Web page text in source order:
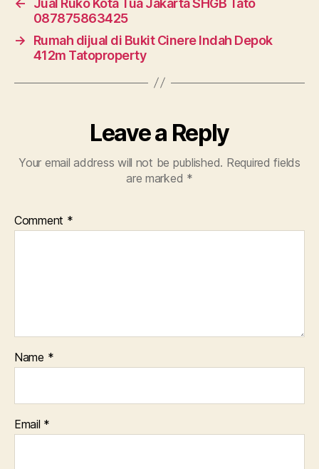
087875863425
→
Rumah dijual di Bukit Cinere Indah Depok
412m Tatoproperty
Leave a Reply
Your email address will not be published. Required fields
are marked *
Comment *
Name *
Email *